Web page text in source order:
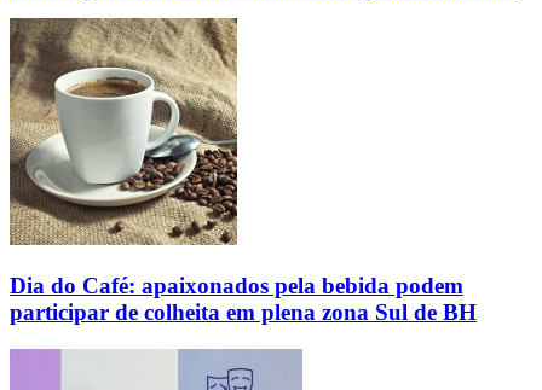
Dia do Café: apaixonados pela bebida podem
participar de colheita em plena zona Sul de BH